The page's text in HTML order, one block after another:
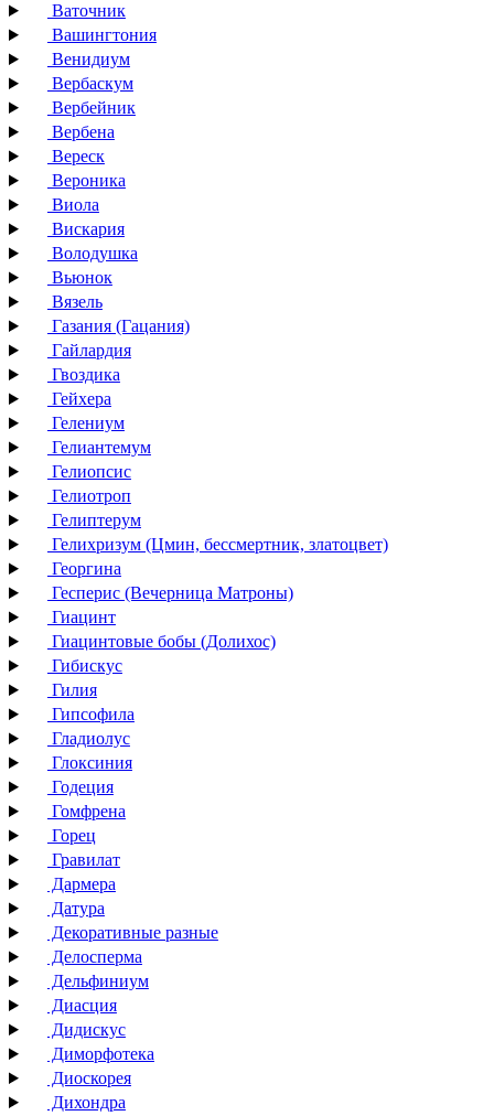
Ваточник
Вашингтония
Венидиум
Вербаскум
Вербейник
Вербена
Вереск
Вероника
Виола
Вискария
Володушка
Вьюнок
Вязель
Газания (Гацания)
Гайлардия
Гвоздика
Гейхера
Гелениум
Гелиантемум
Гелиопсис
Гелиотроп
Гелиптерум
Гелихризум (Цмин, бессмертник, златоцвет)
Георгина
Гесперис (Вечерница Матроны)
Гиацинт
Гиацинтовые бобы (Долихос)
Гибискус
Гилия
Гипсофила
Гладиолус
Глоксиния
Годеция
Гомфрена
Горец
Гравилат
Дармера
Датура
Декоративные разные
Делосперма
Дельфиниум
Диасция
Дидискус
Диморфотека
Диоскорея
Дихондра